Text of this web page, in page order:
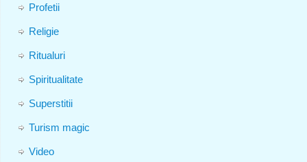
Profetii
Religie
Ritualuri
Spiritualitate
Superstitii
Turism magic
Video